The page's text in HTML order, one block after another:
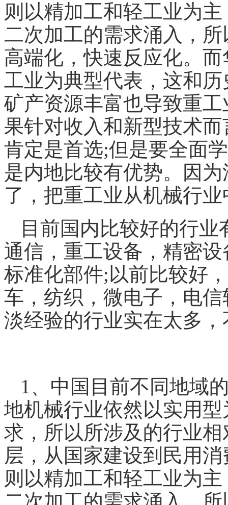
则以精加工和轻工业为
二次加工的需求涌入，所
高端化，快速反应化。
工业为典型代表，这和
矿产资源丰富也导致重
果针对收入和新型技术
肯定是首选;但是要全面
是内地比较有优势。因
了，把重工业从机械行业
目前国内比较好的行业
通信，重工设备，精密
标准化部件;以前比较好
车，纺织，微电子，电
淡经验的行业实在太多
1、中国目前不同地域
地机械行业依然以实用
求，所以所涉及的行业
层，从国家建设到民用
则以精加工和轻工业为